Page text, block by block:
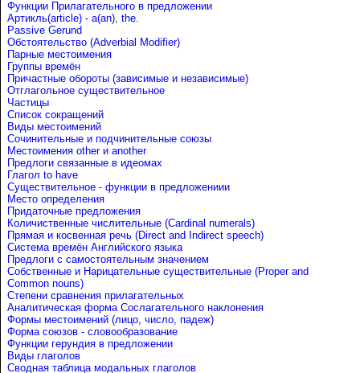
Функции Прилагательного в предложении
Артикль(article) - a(an), the.
Passive Gerund
Обстоятельство (Adverbial Modifier)
Парные местоимения
Группы времён
Причастные обороты (зависимые и независимые)
Отглагольное существительное
Частицы
Список сокращений
Виды местоимений
Сочинительные и подчинительные союзы
Местоимения other и another
Предлоги связанные в идеомах
Глагол to have
Существительное - функции в предложениии
Место определения
Придаточные предложения
Количиственные числительные (Cardinal numerals)
Прямая и косвенная речь (Direct and Indirect speech)
Система времён Английского языка
Предлоги с самостоятельным значением
Собственные и Нарицательные cуществительные (Proper and
Common nouns)
Степени сравнения прилагательных
Аналитическая форма Сослагательного наклонения
Формы местоимений (лицо, число, падеж)
Форма союзов - словообразование
Функции герундия в предложении
Виды глаголов
Сводная таблица модальных глаголов